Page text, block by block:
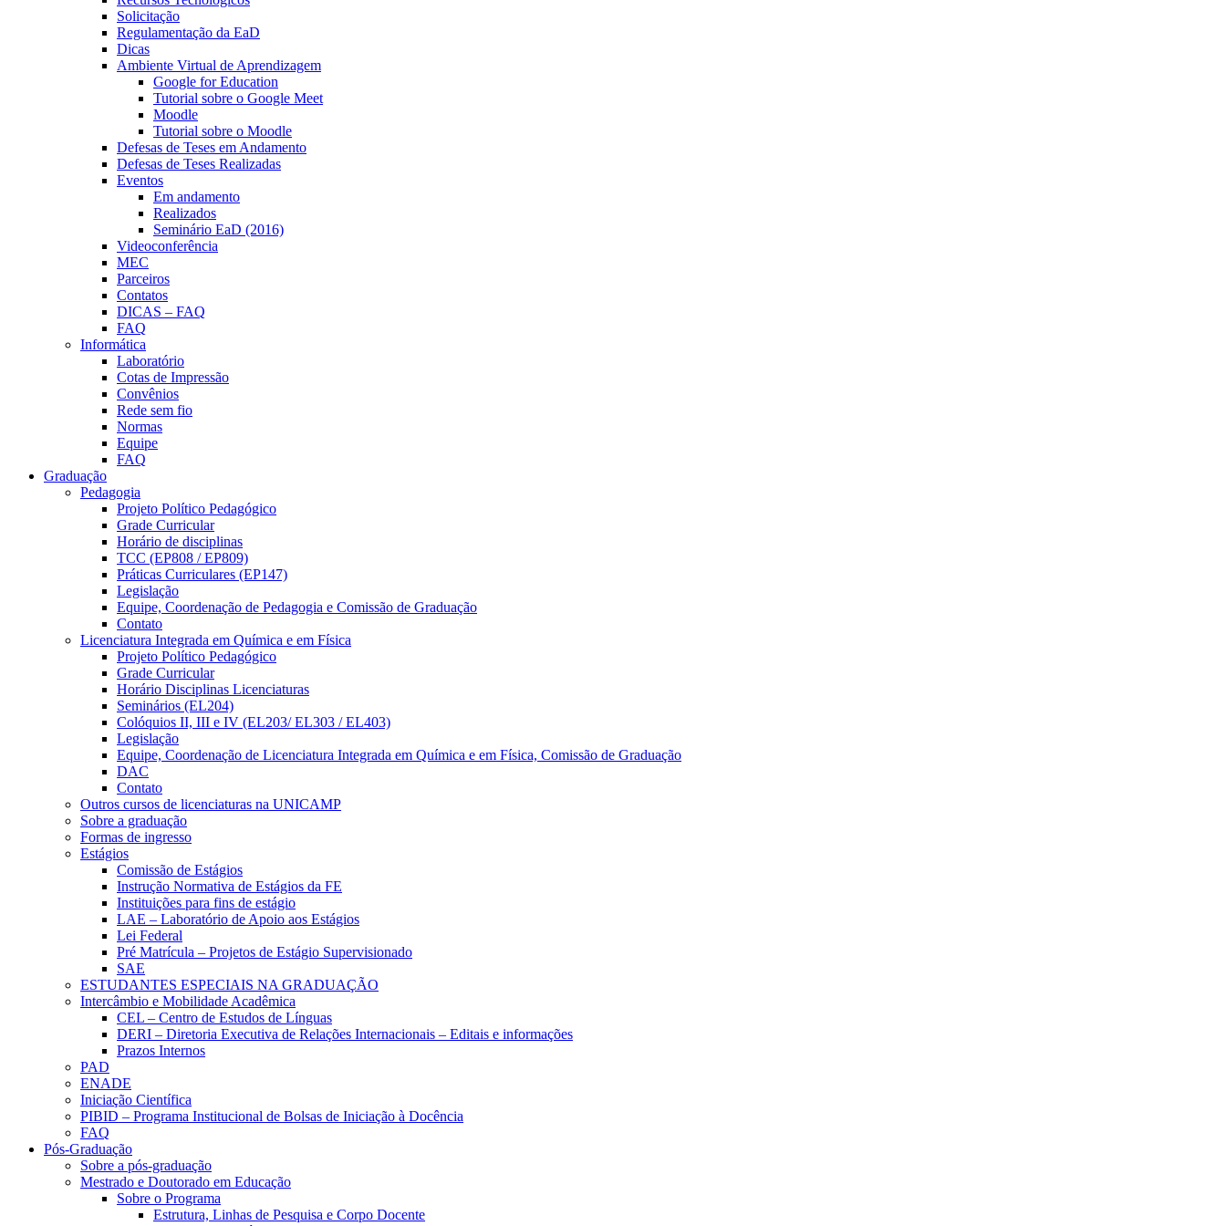
Solicitação
Regulamentação da EaD
Dicas
Ambiente Virtual de Aprendizagem
Google for Education
Tutorial sobre o Google Meet
Moodle
Tutorial sobre o Moodle
Defesas de Teses em Andamento
Defesas de Teses Realizadas
Eventos
Em andamento
Realizados
Seminário EaD (2016)
Videoconferência
MEC
Parceiros
Contatos
DICAS – FAQ
FAQ
Informática
Laboratório
Cotas de Impressão
Convênios
Rede sem fio
Normas
Equipe
FAQ
Graduação
Pedagogia
Projeto Político Pedagógico
Grade Curricular
Horário de disciplinas
TCC (EP808 / EP809)
Práticas Curriculares (EP147)
Legislação
Equipe, Coordenação de Pedagogia e Comissão de Graduação
Contato
Licenciatura Integrada em Química e em Física
Projeto Político Pedagógico
Grade Curricular
Horário Disciplinas Licenciaturas
Seminários (EL204)
Colóquios II, III e IV (EL203/ EL303 / EL403)
Legislação
Equipe, Coordenação de Licenciatura Integrada em Química e em Física, Comissão de Graduação
DAC
Contato
Outros cursos de licenciaturas na UNICAMP
Sobre a graduação
Formas de ingresso
Estágios
Comissão de Estágios
Instrução Normativa de Estágios da FE
Instituições para fins de estágio
LAE – Laboratório de Apoio aos Estágios
Lei Federal
Pré Matrícula – Projetos de Estágio Supervisionado
SAE
ESTUDANTES ESPECIAIS NA GRADUAÇÃO
Intercâmbio e Mobilidade Acadêmica
CEL – Centro de Estudos de Línguas
DERI – Diretoria Executiva de Relações Internacionais – Editais e informações
Prazos Internos
PAD
ENADE
Iniciação Científica
PIBID – Programa Institucional de Bolsas de Iniciação à Docência
FAQ
Pós-Graduação
Sobre a pós-graduação
Mestrado e Doutorado em Educação
Sobre o Programa
Estrutura, Linhas de Pesquisa e Corpo Docente